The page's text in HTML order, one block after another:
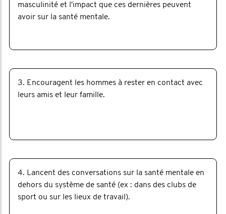
masculinité et l'impact que ces dernières peuvent
avoir sur la santé mentale.
3. Encouragent les hommes à rester en contact avec
leurs amis et leur famille.
4. Lancent des conversations sur la santé mentale en
dehors du système de santé (ex : dans des clubs de
sport ou sur les lieux de travail).